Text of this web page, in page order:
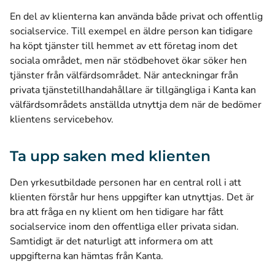
En del av klienterna kan använda både privat och offentlig
socialservice. Till exempel en äldre person kan tidigare
ha köpt tjänster till hemmet av ett företag inom det
sociala området, men när stödbehovet ökar söker hen
tjänster från välfärdsområdet. När anteckningar från
privata tjänstetillhandahållare är tillgängliga i Kanta kan
välfärdsområdets anställda utnyttja dem när de bedömer
klientens servicebehov.
Ta upp saken med klienten
Den yrkesutbildade personen har en central roll i att
klienten förstår hur hens uppgifter kan utnyttjas. Det är
bra att fråga en ny klient om hen tidigare har fått
socialservice inom den offentliga eller privata sidan.
Samtidigt är det naturligt att informera om att
uppgifterna kan hämtas från Kanta.